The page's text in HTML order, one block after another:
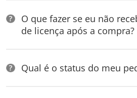
O que fazer se eu não
de licença após a compra?
Qual é o status do meu